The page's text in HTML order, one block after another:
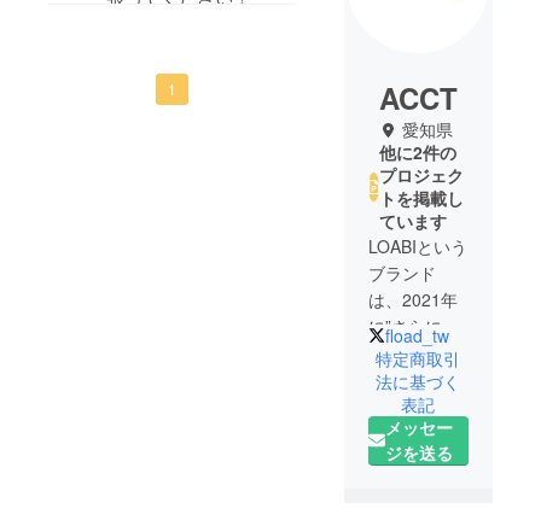
1 ACCT
愛知県
他に2件の
プロジェク
トを掲載し
ています
LOABIという
ブランド
は、2021年
に”さらに美
しい自分と
出会う”を
モットーに
美容雑貨、
美容品の販
fload_tw
特定商取引
法に基づく
表記
メッセー
ジを送る